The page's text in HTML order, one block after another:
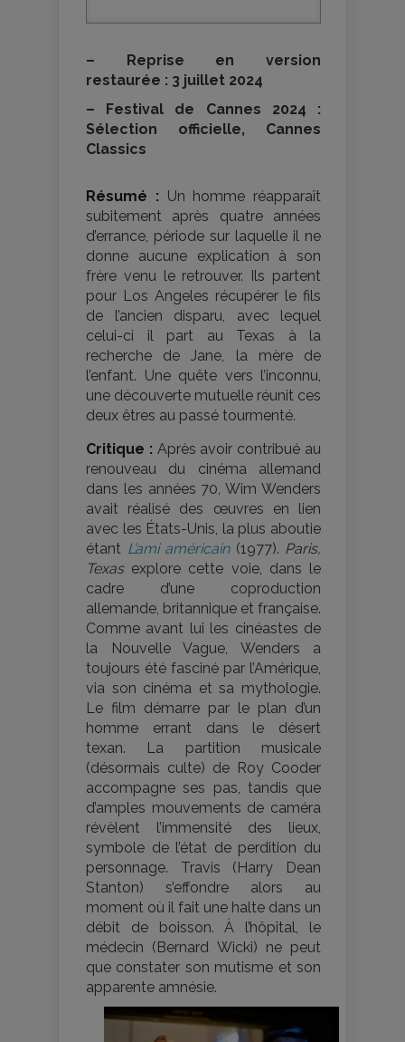
– Reprise en version
restaurée : 3 juillet 2024
– Festival de Cannes 2024 :
Sélection officielle, Cannes
Classics
Résumé : Un homme réapparaît
subitement après quatre années
d’errance, période sur laquelle il ne
donne aucune explication à son
frère venu le retrouver. Ils partent
pour Los Angeles récupérer le fils
de l’ancien disparu, avec lequel
celui-ci il part au Texas à la
recherche de Jane, la mère de
l’enfant. Une quête vers l’inconnu,
une découverte mutuelle réunit ces
deux êtres au passé tourmenté.
Critique : Après avoir contribué au
renouveau du cinéma allemand
dans les années 70, Wim Wenders
avait réalisé des œuvres en lien
avec les États-Unis, la plus aboutie
étant L’ami américain(1977). Paris,
Texasexplore cette voie, dans le
cadre d’une coproduction
allemande, britannique et française.
Comme avant lui les cinéastes de
la Nouvelle Vague, Wenders a
toujours été fasciné par l’Amérique,
via son cinéma et sa mythologie.
Le film démarre par le plan d’un
homme errant dans le désert
texan. La partition musicale
(désormais culte) de Roy Cooder
accompagne ses pas, tandis que
d’amples mouvements de caméra
révèlent l’immensité des lieux,
symbole de l’état de perdition du
personnage. Travis (Harry Dean
Stanton) s’effondre alors au
moment où il fait une halte dans un
débit de boisson. À l’hôpital, le
médecin (Bernard Wicki) ne peut
que constater son mutisme et son
apparente amnésie.